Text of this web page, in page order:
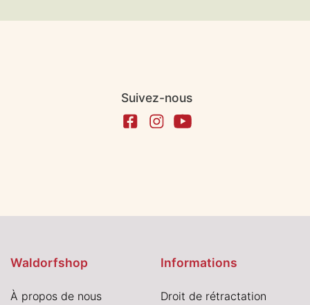
Suivez-nous
Waldorfshop
À propos de nous
Informations
Droit de rétractation